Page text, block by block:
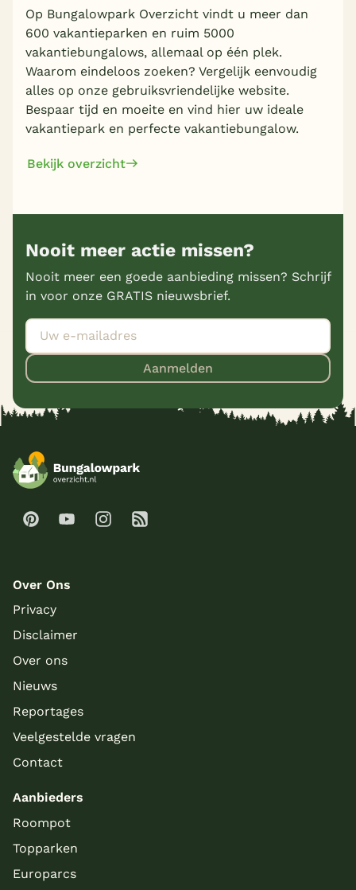
Op Bungalowpark Overzicht vindt u meer dan
600 vakantieparken en ruim 5000
vakantiebungalows, allemaal op één plek.
Waarom eindeloos zoeken? Vergelijk eenvoudig
alles op onze gebruiksvriendelijke website.
Bespaar tijd en moeite en vind hier uw ideale
vakantiepark en perfecte vakantiebungalow.
Bekijk overzicht
Nooit meer actie missen?
Nooit meer een goede aanbieding missen? Schrijf
in voor onze GRATIS nieuwsbrief.
Aanmelden
Over Ons
Privacy
Disclaimer
Over ons
Nieuws
Reportages
Veelgestelde vragen
Contact
Aanbieders
Roompot
Topparken
Europarcs